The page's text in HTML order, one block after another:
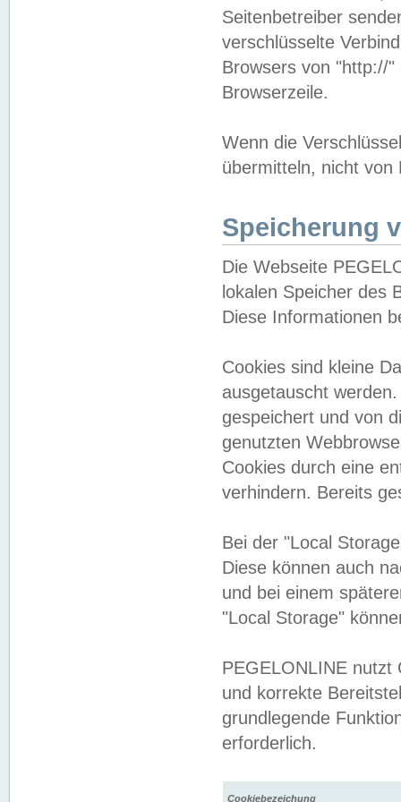
Seitenbetreiber
verschlüsselte
Browsers von "http://
Browserzeile.
Wenn die
übermitteln, nicht von
Speicherung
Die Webseite
lokalen Speicher des
Diese Informationen
Cookies sind kleine
ausgetauscht
gespeichert und von
genutzten
Cookies durch eine
verhindern. Bereits
Bei der "Local
Diese können auch
und bei einem
"Local Storage"
PEGELONLINE nutzt
und korrekte
grundlegende
erforderlich.
Cookiebezeichung